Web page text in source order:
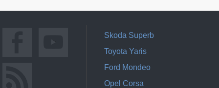
Skoda Superb
Toyota Yaris
Ford Mondeo
Opel Corsa